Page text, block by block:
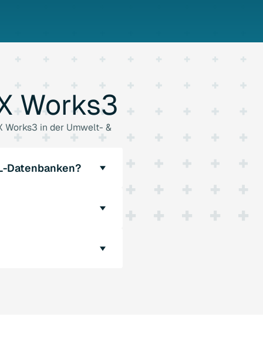
Works3
Works3 in der Umwelt- &
Datenbanken?
SPS und
SQL-Strukturen.